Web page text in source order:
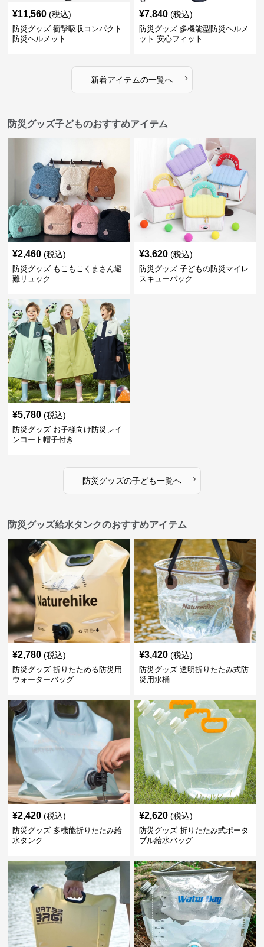
¥11,560 (税込)
防災グッズ 衝撃吸収コンパクト
防災ヘルメット
¥7,840 (税込)
防災グッズ 多機能型防災ヘルメ
ット 安心フィット
新着アイテムの一覧へ ›
防災グッズ子どものおすすめアイテム
¥2,460 (税込)
防災グッズ もこもこくまさん避
難リュック
¥3,620 (税込)
防災グッズ 子どもの防災マイレ
スキューバック
¥5,780 (税込)
防災グッズ お子様向け防災レイ
ンコート帽子付き
防災グッズの子ども一覧へ ›
防災グッズ給水タンクのおすすめアイテム
¥2,780 (税込)
防災グッズ 折りたためる防災用
ウォーターバッグ
¥3,420 (税込)
防災グッズ 透明折りたたみ式防
災用水桶
¥2,420 (税込)
防災グッズ 多機能折りたたみ給
水タンク
¥2,620 (税込)
防災グッズ 折りたたみ式ポータ
ブル給水バッグ